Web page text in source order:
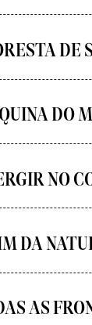
DE
DO
NO
DA
AS